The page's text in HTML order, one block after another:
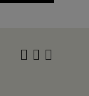
Twitter